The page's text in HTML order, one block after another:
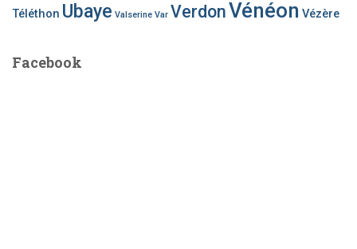
Téléthon Ubaye Valserine Var VerdonVénéon Vézère
Facebook